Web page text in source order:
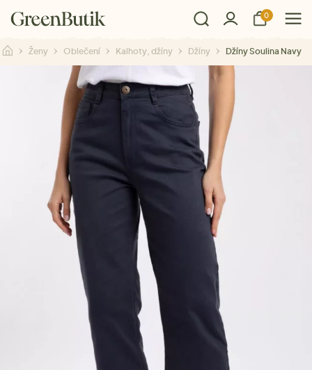
0
Ženy Oblečení Kalhoty, džíny Džíny Džíny Soulina Navy